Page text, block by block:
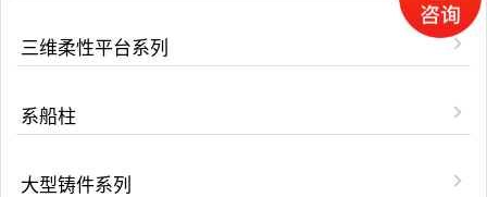
三维柔性平台系列
系船柱
大型铸件系列